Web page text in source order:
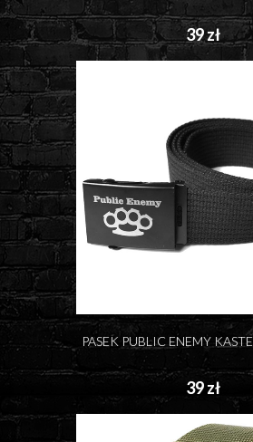
39 zł
PASEK PUBLIC ENEMY
39 zł